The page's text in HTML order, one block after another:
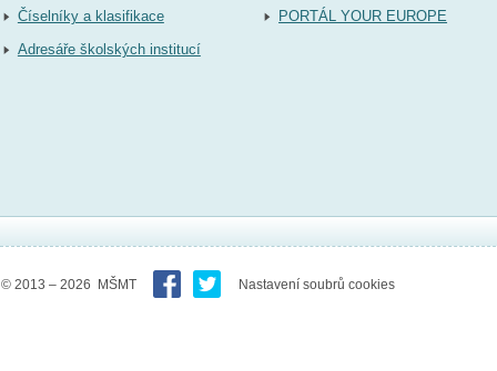
Číselníky a klasifikace
Adresáře školských institucí
PORTÁL YOUR EUROPE
© 2013 – 2026 MŠMT Nastavení soubrů cookies